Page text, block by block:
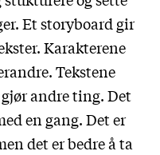
Et storyboard gir
Karakterene
Tekstene
andre ting. Det
en gang. Det er
det er bedre å ta